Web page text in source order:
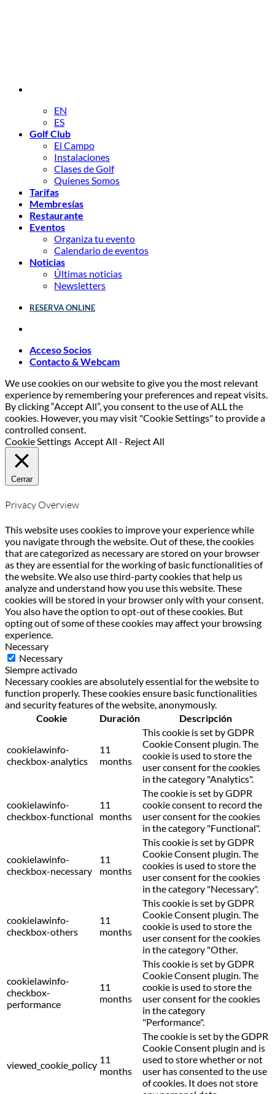
EN
ES
Golf Club
El Campo
Instalaciones
Clases de Golf
Quienes Somos
Tarifas
Membresías
Restaurante
Eventos
Organiza tu evento
Calendario de eventos
Noticias
Últimas noticias
Newsletters
RESERVA ONLINE
Acceso Socios
Contacto & Webcam
We use cookies on our website to give you the most relevant
experience by remembering your preferences and repeat visits.
By clicking “Accept All”, you consent to the use of ALL the
cookies. However, you may visit "Cookie Settings" to provide a
controlled consent.
Cookie Settings Accept All - Reject All
Cerrar
Privacy Overview
This website uses cookies to improve your experience while
you navigate through the website. Out of these, the cookies
that are categorized as necessary are stored on your browser
as they are essential for the working of basic functionalities of
the website. We also use third-party cookies that help us
analyze and understand how you use this website. These
cookies will be stored in your browser only with your consent.
You also have the option to opt-out of these cookies. But
opting out of some of these cookies may affect your browsing
experience.
Necessary
Necessary
Siempre activado
Necessary cookies are absolutely essential for the website to
function properly. These cookies ensure basic functionalities
and security features of the website, anonymously.
Cookie
Duración Descripción
cookielawinfo-
checkbox-analytics
11
months
This cookie is set by GDPR
Cookie Consent plugin. The
cookie is used to store the
user consent for the cookies
in the category "Analytics".
cookielawinfo-
checkbox-functional
11
months
The cookie is set by GDPR
cookie consent to record the
user consent for the cookies
in the category "Functional".
cookielawinfo-
checkbox-necessary
11
months
This cookie is set by GDPR
Cookie Consent plugin. The
cookies is used to store the
user consent for the cookies
in the category "Necessary".
cookielawinfo-
checkbox-others
11
months
This cookie is set by GDPR
Cookie Consent plugin. The
cookie is used to store the
user consent for the cookies
in the category "Other.
cookielawinfo-
checkbox-
performance
11
months
This cookie is set by GDPR
Cookie Consent plugin. The
cookie is used to store the
user consent for the cookies
in the category
"Performance".
viewed_cookie_policy 11
months
The cookie is set by the GDPR
Cookie Consent plugin and is
used to store whether or not
user has consented to the use
of cookies. It does not store